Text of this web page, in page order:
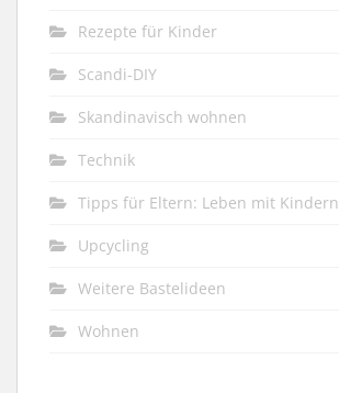
Rezepte für Kinder
Scandi-DIY
Skandinavisch wohnen
Technik
Tipps für Eltern: Leben mit Kindern
Upcycling
Weitere Bastelideen
Wohnen